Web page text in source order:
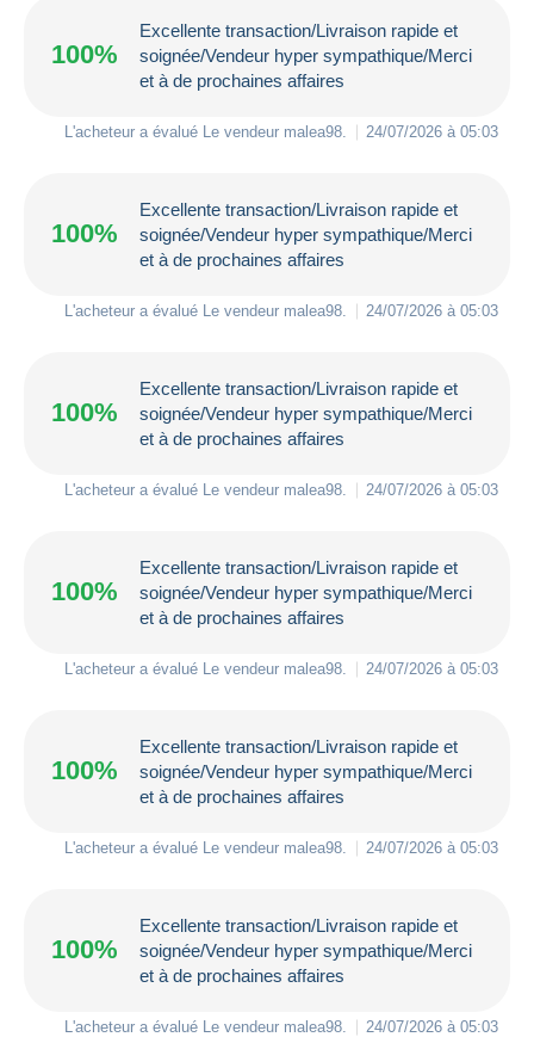
100%
Excellente transaction/Livraison rapide et
soignée/Vendeur hyper sympathique/Merci
et à de prochaines affaires
L'acheteur a évalué Le vendeur malea98 24/07/2026 à 05:03
100%
Excellente transaction/Livraison rapide et
soignée/Vendeur hyper sympathique/Merci
et à de prochaines affaires
L'acheteur a évalué Le vendeur malea98 24/07/2026 à 05:03
100%
Excellente transaction/Livraison rapide et
soignée/Vendeur hyper sympathique/Merci
et à de prochaines affaires
L'acheteur a évalué Le vendeur malea98 24/07/2026 à 05:03
100%
Excellente transaction/Livraison rapide et
soignée/Vendeur hyper sympathique/Merci
et à de prochaines affaires
L'acheteur a évalué Le vendeur malea98 24/07/2026 à 05:03
100%
Excellente transaction/Livraison rapide et
soignée/Vendeur hyper sympathique/Merci
et à de prochaines affaires
L'acheteur a évalué Le vendeur malea98 24/07/2026 à 05:03
100%
Excellente transaction/Livraison rapide et
soignée/Vendeur hyper sympathique/Merci
et à de prochaines affaires
L'acheteur a évalué Le vendeur malea98 24/07/2026 à 05:03